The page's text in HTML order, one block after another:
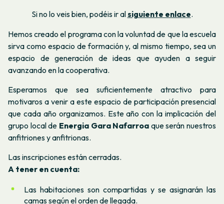
Si no lo veis bien, podéis ir alsiguiente enlace.
Hemos creado el programa con la voluntad de que la escuela
sirva como espacio de formación y, al mismo tiempo, sea un
espacio de generación de ideas que ayuden a seguir
avanzando en la cooperativa.
Esperamos que sea suficientemente atractivo para
motivaros a venir a este espacio de participación presencial
que cada año organizamos. Este año con la implicación del
grupo local de Energia Gara Nafarroa que serán nuestros
anfitriones y anfitrionas.
Las inscripciones están cerradas.
A tener en cuenta:
Las habitaciones son compartidas y se asignarán las
camas según el orden de llegada.